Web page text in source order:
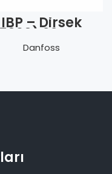
IBP – Dirsek
22 mm
Danfoss